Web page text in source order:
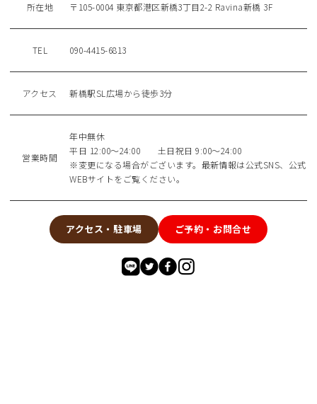
所在地 〒105-0004 東京都港区新橋3丁目2-2 Ravina新橋 3F
TEL 090-4415-6813
アクセス 新橋駅SL広場から徒歩3分
営業時間
年中無休
平日 12:00～24:00 土日祝日 9:00～24:00
※変更になる場合がございます。最新情報は公式SNS、公式
WEBサイトをご覧ください。
アクセス・駐車場 ご予約・お問合せ